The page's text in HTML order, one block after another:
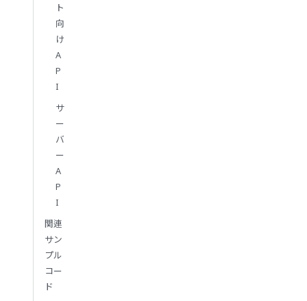
ト
向
け
A
P
I
サ
ー
バ
ー
A
P
I
関連
サン
プル
コー
ド